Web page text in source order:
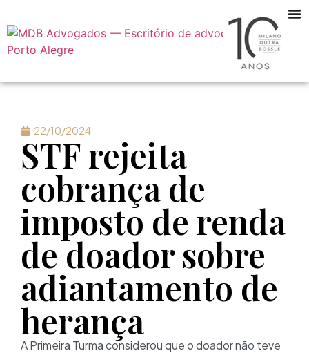
22/10/2024
STF rejeita
cobrança de
imposto de renda
de doador sobre
adiantamento de
herança
A Primeira Turma considerou que o doador não teve